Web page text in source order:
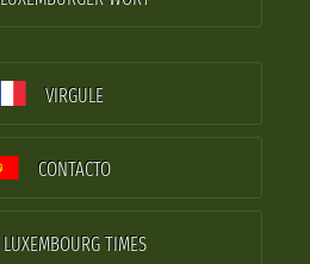
VIRGULE
CONTACTO
LUXEMBOURG TIMES